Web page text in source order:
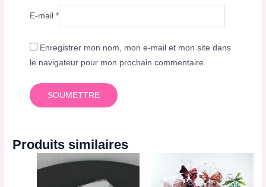
E-mail*
Enregistrer mon nom, mon e-mail et mon site dans
le navigateur pour mon prochain commentaire.
Produits similaires